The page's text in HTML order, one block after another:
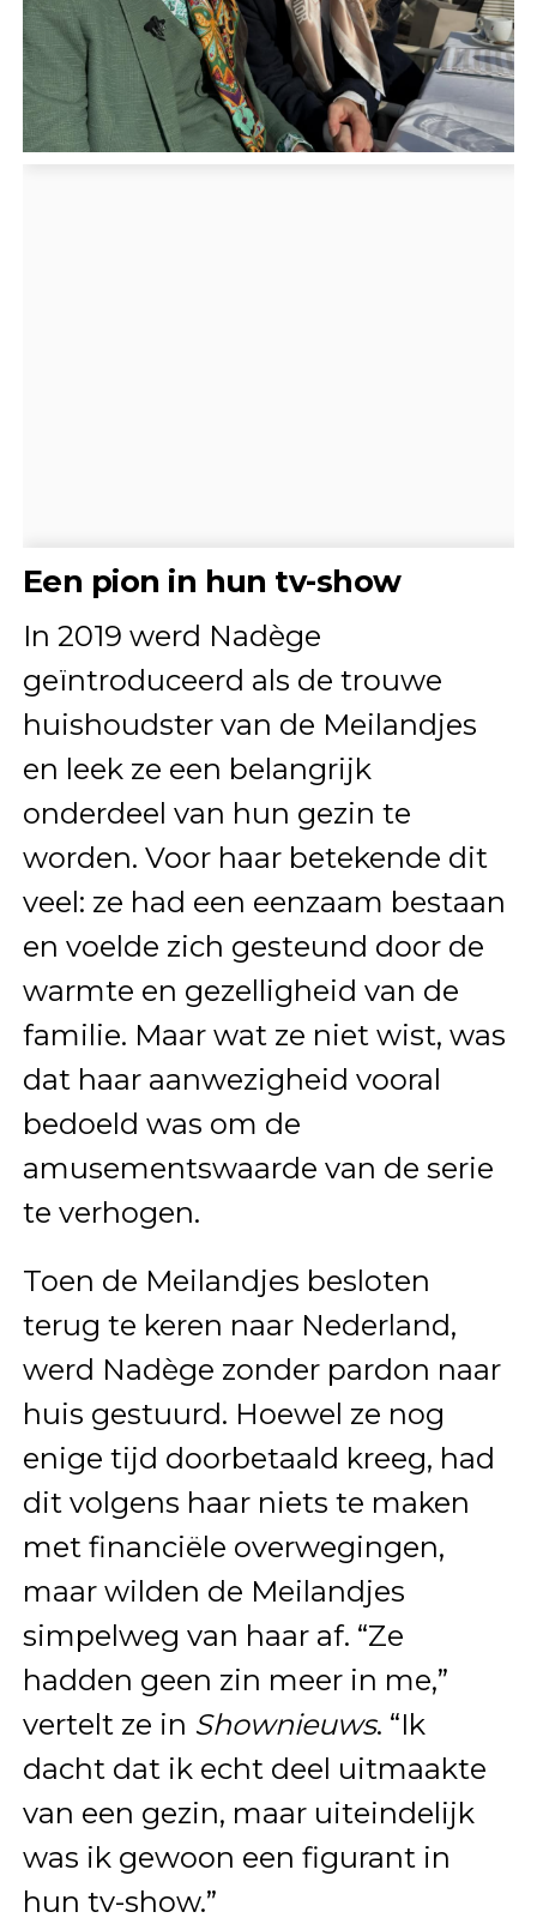
Een pion in hun tv-show
In 2019 werd Nadège
geïntroduceerd als de trouwe
huishoudster van de Meilandjes
en leek ze een belangrijk
onderdeel van hun gezin te
worden. Voor haar betekende dit
veel: ze had een eenzaam bestaan
en voelde zich gesteund door de
warmte en gezelligheid van de
familie. Maar wat ze niet wist, was
dat haar aanwezigheid vooral
bedoeld was om de
amusementswaarde van de serie
te verhogen.
Toen de Meilandjes besloten
terug te keren naar Nederland,
werd Nadège zonder pardon naar
huis gestuurd. Hoewel ze nog
enige tijd doorbetaald kreeg, had
dit volgens haar niets te maken
met financiële overwegingen,
maar wilden de Meilandjes
simpelweg van haar af. “Ze
hadden geen zin meer in me,”
vertelt ze in Shownieuws. “Ik
dacht dat ik echt deel uitmaakte
van een gezin, maar uiteindelijk
was ik gewoon een figurant in
hun tv-show.”